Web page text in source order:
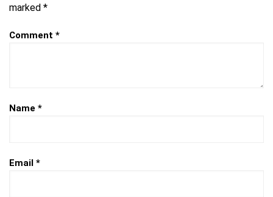
marked *
Comment *
Name *
Email *